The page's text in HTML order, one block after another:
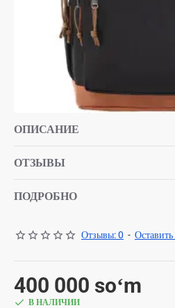
ОПИСАНИЕ
ОТЗЫВЫ
ПОДРОБНО
Отзывы: 0 - Оставить
400 000 soʻm
В НАЛИЧИИ